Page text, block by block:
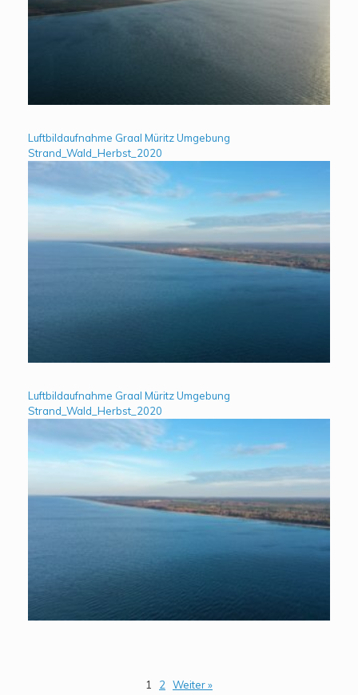
Luftbildaufnahme Graal Müritz Umgebung
Strand_Wald_Herbst_2020
Luftbildaufnahme Graal Müritz Umgebung
Strand_Wald_Herbst_2020
1 2 Weiter »